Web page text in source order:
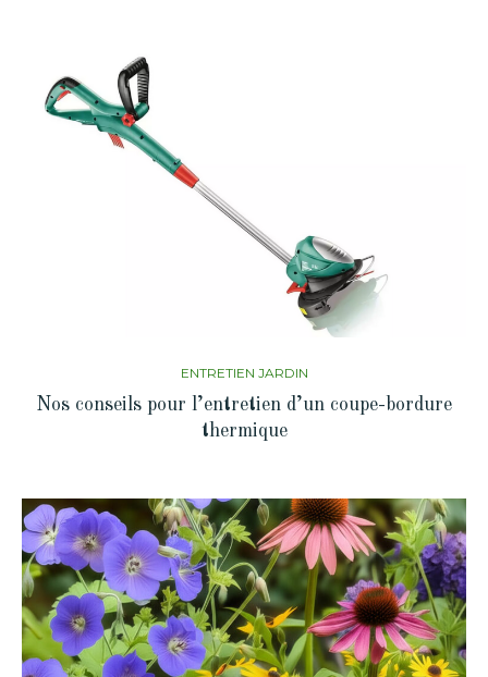
ENTRETIEN JARDIN
Nos conseils pour l’entretien d’un coupe-bordure
thermique